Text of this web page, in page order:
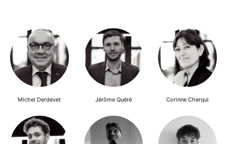
Michel Derdevet Jérôme Quéré Corinne Cherqui